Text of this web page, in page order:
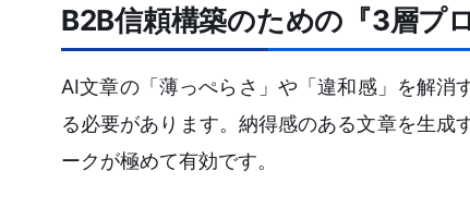
B2B信頼構築のための『3層プ
AI文章の「薄っぺらさ」や「違和感」を解消
る必要があります。納得感のある文章を生成
ークが極めて有効です。